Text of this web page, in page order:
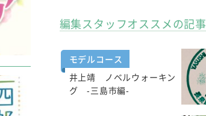
編集スタッフオススメの記事
モデルコース
井上靖 ノベルウォーキン
グ -三島市編-